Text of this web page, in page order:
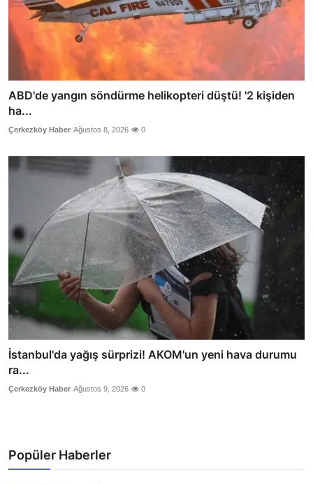
ABD'de yangın söndürme helikopteri düştü! '2 kişiden
ha...
Çerkezköy Haber Ağustos 8, 2026 0
İstanbul'da yağış sürprizi! AKOM'un yeni hava durumu
ra...
Çerkezköy Haber Ağustos 9, 2026 0
Popüler Haberler